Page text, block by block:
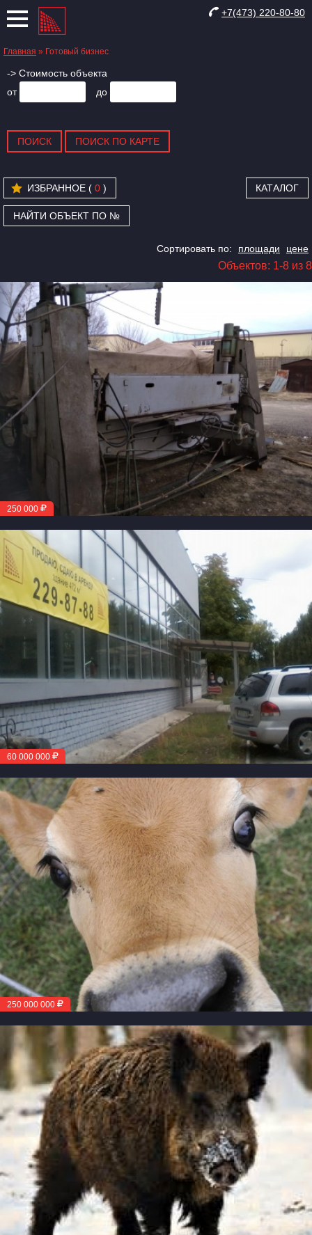
+7(473) 220-80-80
Главная » Готовый бизнес
-> Стоимость объекта
от
до
ИЗБРАННОЕ ( 0 ) КАТАЛОГ
НАЙТИ ОБЪЕКТ ПО №
Сортировать по: площади цене
Объектов: 1-8 из 8
250 000
60 000 000
250 000 000